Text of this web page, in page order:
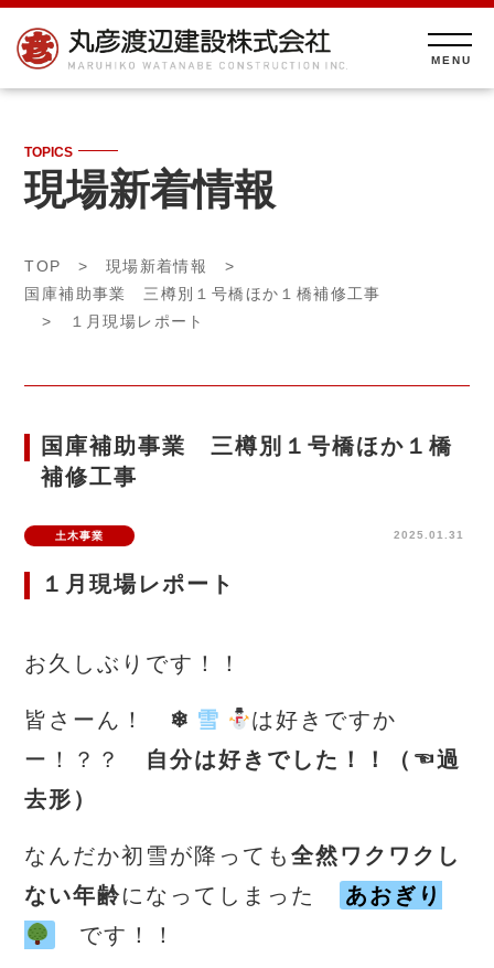
TOPICS
現場新着情報
TOP > 現場新着情報
>
国庫補助事業 三樽別１号橋ほか１橋補修工事
> １月現場レポート
国庫補助事業 三樽別１号橋ほか１橋
補修工事
土木事業 2025.01.31
１月現場レポート
お久しぶりです！！
皆さーん！ ❄ 雪
は好きですか
ー！？？ 自分は好きでした！！（☜過
去形）
なんだか初雪が降っても全然ワクワクし
ない年齢になってしまった
あおぎり
です！！